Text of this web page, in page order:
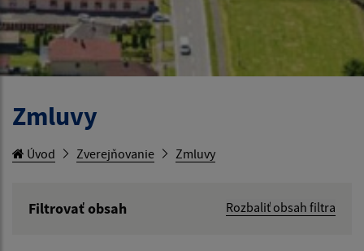
Zmluvy
Úvod Zverejňovanie Zmluvy
Filtrovať obsah
Rozbaliť obsah filtra